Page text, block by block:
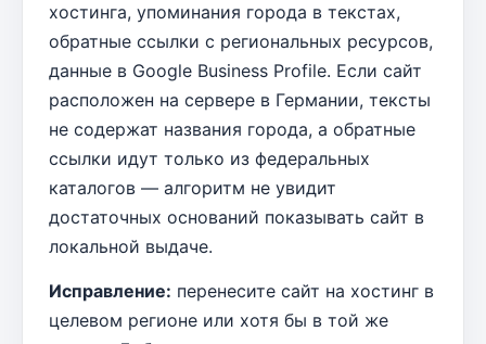
хостинга, упоминания города в текстах,
обратные ссылки с региональных ресурсов,
данные в Google Business Profile. Если сайт
расположен на сервере в Германии, тексты
не содержат названия города, а обратные
ссылки идут только из федеральных
каталогов — алгоритм не увидит
достаточных оснований показывать сайт в
локальной выдаче.
Исправление: перенесите сайт на хостинг в
целевом регионе или хотя бы в той же